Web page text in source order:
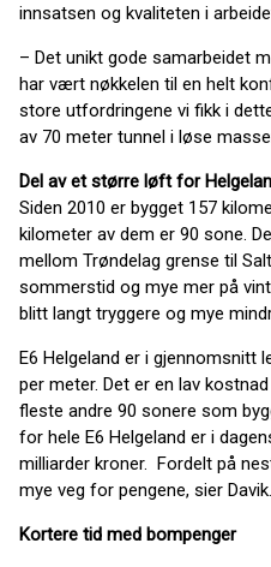
innsatsen og kvaliteten i
– Det unikt gode samarbeidet
har vært nøkkelen til en helt
store utfordringene vi fikk i
av 70 meter tunnel i løse
Del av et større løft for
Siden 2010 er bygget 157
kilometer av dem er 90 sone.
mellom Trøndelag grense til
sommerstid og mye mer på
blitt langt tryggere og mye
E6 Helgeland er i gjennomsnitt
per meter. Det er en lav
fleste andre 90 sonere som
for hele E6 Helgeland er i
milliarder kroner. Fordelt på
mye veg for pengene, sier Davik.
Kortere tid med bompenger